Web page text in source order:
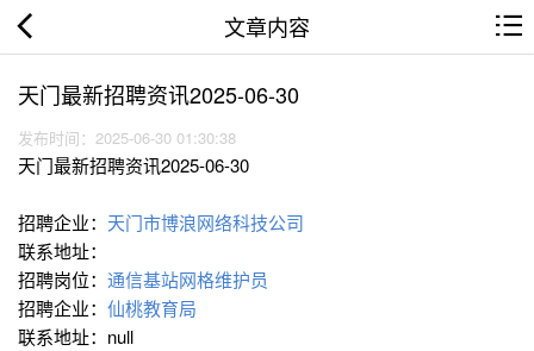
文章内容
天门最新招聘资讯2025-06-30
发布时间：2025-06-30 01:30:38
天门最新招聘资讯2025-06-30
招聘企业： 天门市博浪网络科技公司
联系地址：
招聘岗位： 通信基站网格维护员
招聘企业： 仙桃教育局
联系地址：null